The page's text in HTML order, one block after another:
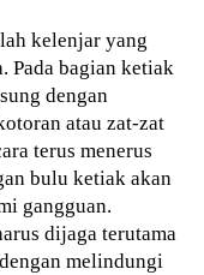
kelenjar yang
Pada bagian ketiak
dengan
atau zat-zat
terus menerus
bulu ketiak akan
gangguan.
dijaga terutama
melindungi